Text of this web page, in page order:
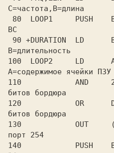
C=частота,B=длина
BC
B=длительность
100  LOOP2     LD
A=содержимое ячейки ПЗУ
110            AND
битов бордюра
120            OR
битов бордюра
130            OUT
порт 254
140            PUSH